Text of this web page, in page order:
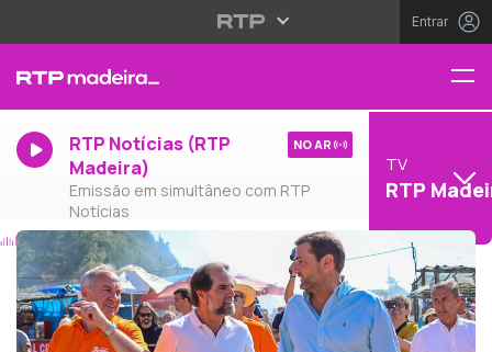
Entrar
RTP Notícias (RTP
Madeira)
Emissão em simultâneo com RTP
Notícias
NO AR
TV
RTP